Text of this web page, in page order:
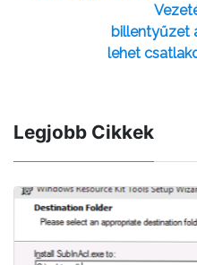
billentyűzet
lehet
Legjobb Cikkek